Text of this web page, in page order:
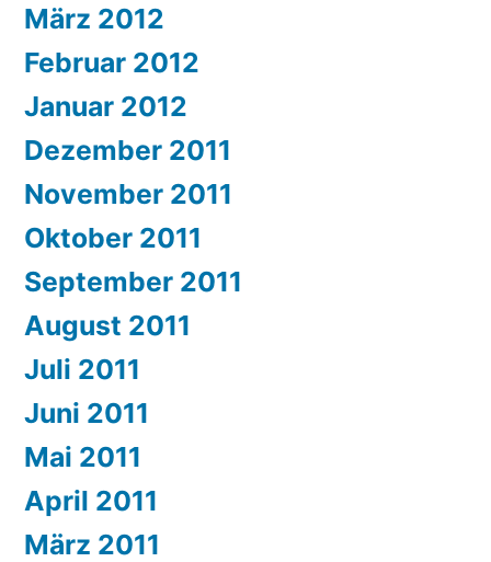
März 2012
Februar 2012
Januar 2012
Dezember 2011
November 2011
Oktober 2011
September 2011
August 2011
Juli 2011
Juni 2011
Mai 2011
April 2011
März 2011